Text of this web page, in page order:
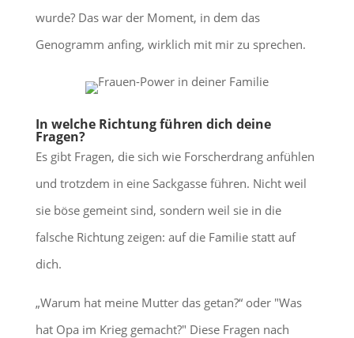
wurde? Das war der Moment, in dem das
Genogramm anfing, wirklich mit mir zu sprechen.
In welche Richtung führen dich deine
Fragen?
Es gibt Fragen, die sich wie Forscherdrang anfühlen
und trotzdem in eine Sackgasse führen. Nicht weil
sie böse gemeint sind, sondern weil sie in die
falsche Richtung zeigen: auf die Familie statt auf
dich.
„Warum hat meine Mutter das getan?“ oder "Was
hat Opa im Krieg gemacht?" Diese Fragen nach